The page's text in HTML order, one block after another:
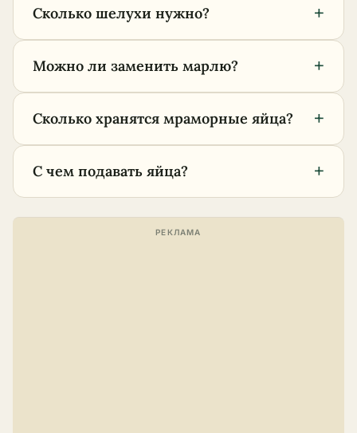
Сколько шелухи нужно? +
Можно ли заменить марлю? +
Сколько хранятся мраморные яйца? +
С чем подавать яйца? +